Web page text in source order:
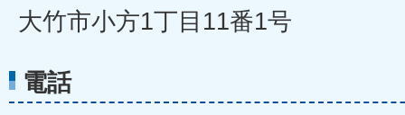
大竹市小方1丁目11番1号
電話